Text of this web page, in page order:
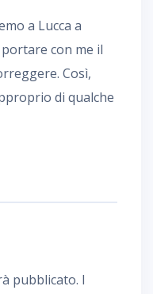
a Lucca a
con me il
Così,
di qualche
pubblicato. I